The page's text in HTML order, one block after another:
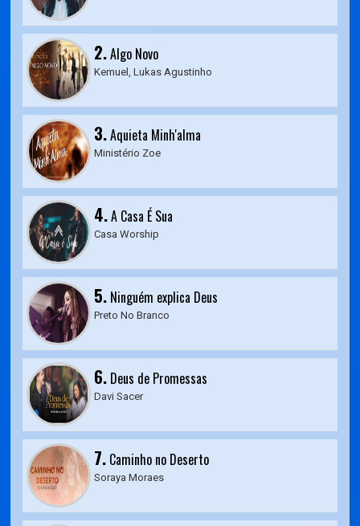
2.Algo Novo
Kemuel, Lukas Agustinho
3.Aquieta Minh'alma
Ministério Zoe
4.A Casa É Sua
Casa Worship
5. Ninguém explica Deus
Preto No Branco
6. Deus de Promessas
Davi Sacer
7. Caminho no Deserto
Soraya Moraes